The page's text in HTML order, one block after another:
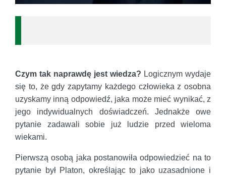
Czym tak naprawdę jest wiedza? Logicznym wydaje
się to, że gdy zapytamy każdego człowieka z osobna
uzyskamy inną odpowiedź, jaka może mieć wynikać, z
jego indywidualnych doświadczeń. Jednakże owe
pytanie zadawali sobie już ludzie przed wieloma
wiekami.
Pierwszą osobą jaka postanowiła odpowiedzieć na to
pytanie był Platon, określając to jako uzasadnione i